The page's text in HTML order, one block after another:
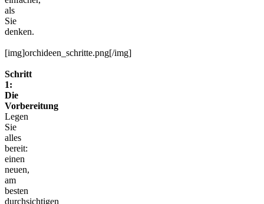
als
Sie
denken.
[img]orchideen_schritte.png[/img]
Schritt
1:
Die
Vorbereitung
Legen
Sie
alles
bereit:
einen
neuen,
am
besten
durchsichtigen